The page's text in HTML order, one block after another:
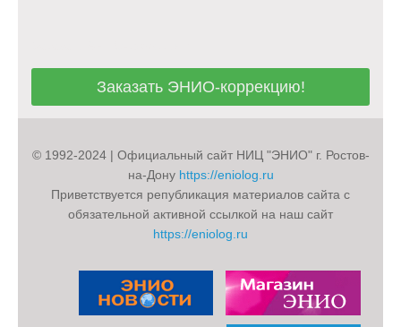
Заказать ЭНИО-коррекцию!
© 1992-2024 | Официальный сайт НИЦ "ЭНИО" г. Ростов-
на-Дону https://eniolog.ru
Приветствуется републикация материалов сайта с
обязательной активной ссылкой на наш сайт
https://eniolog.ru